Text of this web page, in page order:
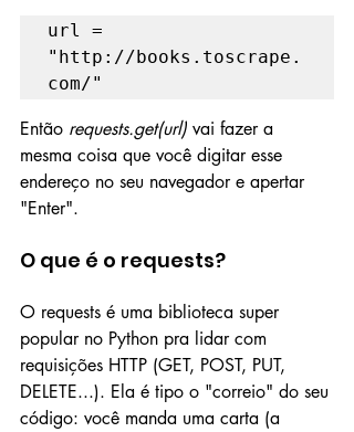
url =
"http://books.toscrape.
com/"
Então requests.get(url) vai fazer a
mesma coisa que você digitar esse
endereço no seu navegador e apertar
"Enter".
O que é o requests?
O requests é uma biblioteca super
popular no Python pra lidar com
requisições HTTP (GET, POST, PUT,
DELETE...). Ela é tipo o "correio" do seu
código: você manda uma carta (a